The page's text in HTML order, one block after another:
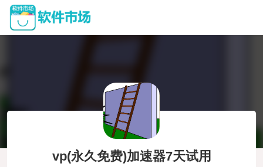
vp(永久免费)加速器7天试用